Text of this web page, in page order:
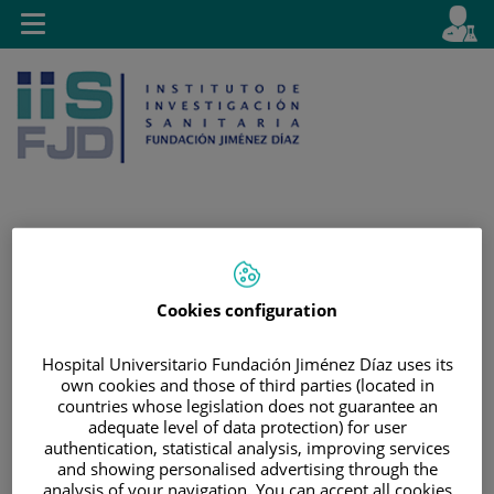
Jump to content
Active
en
Toggle
navigation
Cookies configuration
Hospital Universitario Fundación Jiménez Díaz uses its
own cookies and those of third parties (located in
countries whose legislation does not guarantee an
adequate level of data protection) for user
authentication, statistical analysis, improving services
and showing personalised advertising through the
analysis of your navigation. You can accept all cookies